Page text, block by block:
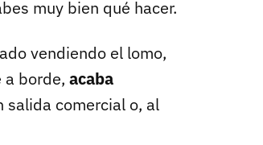
muy bien qué hacer.
vendiendo el lomo,
a borde, acaba
salida comercial o, al